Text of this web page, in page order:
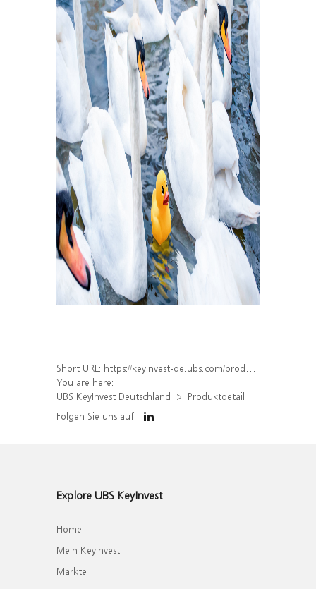
Short URL: https://keyinvest-de.ubs.com/produkt/detail/index/isin/DE000UL179S6
You are here:
UBS KeyInvest Deutschland
Produktdetail
Folgen Sie uns auf
Explore UBS KeyInvest
Home
Mein KeyInvest
Märkte